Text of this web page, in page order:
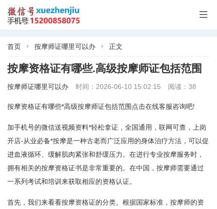

首页  按摩师证哪里可以办  正文
按摩资格证有哪些.高级按摩师证包括范围
按摩师证哪里可以办 时间：2026-06-10 15:02:15 阅读：38
按摩资格证有哪些*高级按摩师证包括范围点击在线客服咨询吧!
加手机号的微信送视频资料*轻松拿证，全国通用，联网可查，上岗
开店-从业必备*按摩是一种古老而广泛应用的身体治疗方法，可以促
进血液循环、缓解肌肉紧张和舒缓压力。在进行专业按摩服务时，
拥有相关的按摩资格证书是非常重要的。在中国，按摩师需要通过
一系列考试和培训来获取相应的资格认证。
首先，我们来看看按摩资格证的分类。根据国家标准，按摩师的资